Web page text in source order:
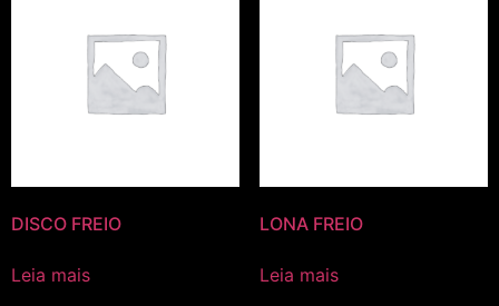
DISCO FREIO
Leia mais
LONA FREIO
Leia mais